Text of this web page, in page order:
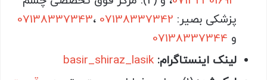
پزشکی بصیر:
،07138337343
و
لینک اینستاگرام: basir_shiraz_lasik